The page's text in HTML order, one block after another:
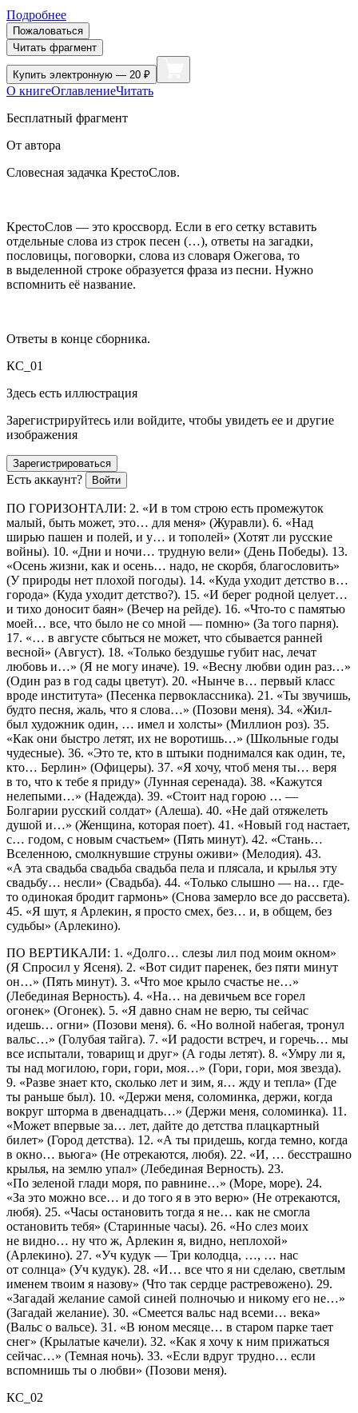
Подробнее
Пожаловаться
Читать фрагмент
Купить электронную — 20 ₽
О книгеОглавлениеЧитать
Бесплатный фрагмент
От автора
Словесная задачка КрестоСлов.
КрестоСлов — это кроссворд. Если в его сетку вставить
отдельные слова из строк песен (…), ответы на загадки,
пословицы, поговорки, слова из словаря Ожегова, то
в выделенной строке образуется фраза из песни. Нужно
вспомнить её название.
Ответы в конце сборника.
КС_01
Здесь есть иллюстрация
Зарегистрируйтесь или войдите, чтобы увидеть ее и другие
изображения
Зарегистрироваться
Есть аккаунт? Войти
ПО ГОРИЗОНТАЛИ: 2. «И в том строю есть промежуток
малый, быть может, это… для меня» (Журавли). 6. «Над
ширью пашен и полей, и у… и тополей» (Хотят ли русские
войны). 10. «Дни и ночи… трудную вели» (День Победы). 13.
«Осень жизни, как и осень… надо, не скорбя, благословить»
(У природы нет плохой погоды). 14. «Куда уходит детство в…
города» (Куда уходит детство?). 15. «И берег родной целует…
и тихо доносит баян» (Вечер на рейде). 16. «Что-то с памятью
моей… все, что было не со мной — помню» (За того парня).
17. «… в августе сбыться не может, что сбывается ранней
весной» (Август). 18. «Только бездушье губит нас, лечат
любовь и…» (Я не могу иначе). 19. «Весну любви один раз…»
(Один раз в год сады цветут). 20. «Нынче в… первый класс
вроде института» (Песенка первоклассника). 21. «Ты звучишь,
будто песня, жаль, что я слова…» (Позови меня). 34. «Жил-
был художник один, … имел и холсты» (Миллион роз). 35.
«Как они быстро летят, их не воротишь…» (Школьные годы
чудесные). 36. «Это те, кто в штыки поднимался как один, те,
кто… Берлин» (Офицеры). 37. «Я хочу, чтоб меня ты… веря
в то, что к тебе я приду» (Лунная серенада). 38. «Кажутся
нелепыми…» (Надежда). 39. «Стоит над горою … —
Болгарии русский солдат» (Алеша). 40. «Не дай отяжелеть
душой и…» (Женщина, которая поет). 41. «Новый год настает,
с… годом, с новым счастьем» (Пять минут). 42. «Стань…
Вселенною, смолкнувшие стpуны оживи» (Мелодия). 43.
«А эта свадьба свадьба свадьба пела и плясала, и крылья эту
свадьбу… несли» (Свадьба). 44. «Только слышно — на… где-
то одинокая бродит гармонь» (Снова замерло все до рассвета).
45. «Я шут, я Арлекин, я просто смех, без… и, в общем, без
судьбы» (Арлекино).
ПО ВЕРТИКАЛИ: 1. «Долго… слезы лил под моим окном»
(Я Спpосил y Ясеня). 2. «Вот сидит паренек, без пяти минут
он…» (Пять минут). 3. «Что мое крыло счастье не…»
(Лебединая Верность). 4. «На… на девичьем все горел
огонек» (Огонек). 5. «Я давно снам не верю, ты сейчас
идешь… огни» (Позови меня). 6. «Но волной набегая, тронул
вальс…» (Голубая тайга). 7. «И радости встреч, и горечь… мы
все испытали, товарищ и друг» (А годы летят). 8. «Умру ли я,
ты над могилою, гори, гори, моя…» (Гори, гори, моя звезда).
9. «Разве знает кто, сколько лет и зим, я… жду и тепла» (Где
ты раньше был). 10. «Держи меня, соломинка, держи, когда
вокруг шторма в двенадцать…» (Держи меня, соломинка). 11.
«Может впервые за… лет, дайте до детства плацкартный
билет» (Город детства). 12. «А ты придешь, когда темно, когда
в окно… вьюга» (Не отрекаются, любя). 22. «И, … бесстрашно
крылья, на землю упал» (Лебединая Верность). 23.
«По зеленой глади моря, по равнине…» (Море, море). 24.
«За это можно все… и до того я в это верю» (Не отрекаются,
любя). 25. «Часы остановить тогда я не… как не смогла
остановить тебя» (Старинные часы). 26. «Но слез моих
не видно… ну что ж, Арлекин я, видно, неплохой»
(Арлекино). 27. «Уч кудук — Три колодца, …, … нас
от солнца» (Уч кудук). 28. «И… все что я ни сделаю, светлым
именем твоим я назову» (Что так сердце растревожено). 29.
«Загадай желание самой синей полночью и никому его не…»
(Загадай желание). 30. «Смеется вальс над всеми… века»
(Вальс о вальсе). 31. «В юном месяце… в старом парке тает
снег» (Крылатые качели). 32. «Как я хочу к ним прижаться
сейчас…» (Темная ночь). 33. «Если вдруг трудно… если
вспомнишь ты о любви» (Позови меня).
КС_02